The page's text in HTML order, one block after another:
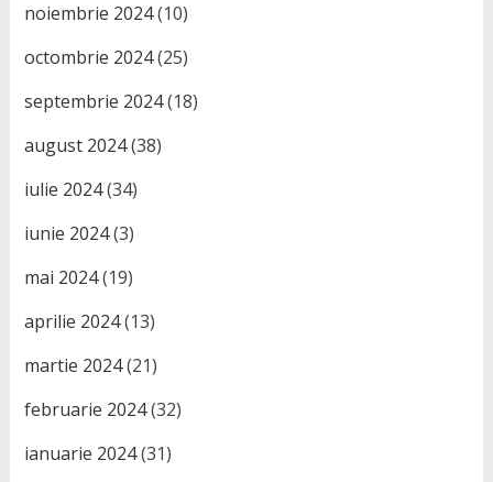
noiembrie 2024(10)
octombrie 2024(25)
septembrie 2024(18)
august 2024(38)
iulie 2024(34)
iunie 2024(3)
mai 2024(19)
aprilie 2024(13)
martie 2024(21)
februarie 2024(32)
ianuarie 2024(31)